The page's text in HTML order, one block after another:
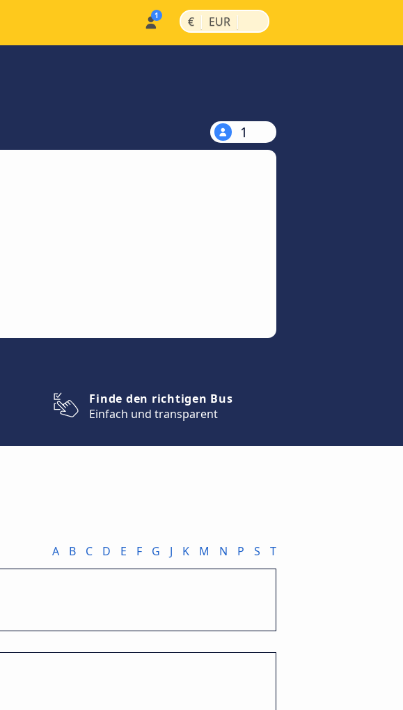
€ | EUR |
1
Finde den richtigen Bus
Einfach und transparent
A B C D E F G J K M N P S T